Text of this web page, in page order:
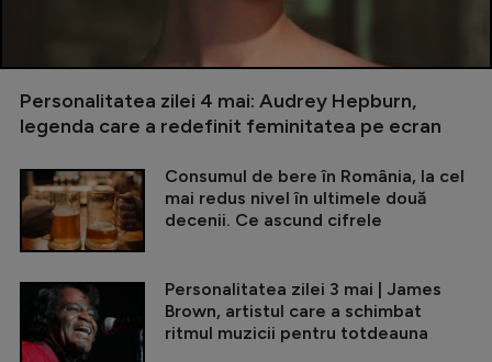
Personalitatea zilei 4 mai: Audrey Hepburn,
legenda care a redefinit feminitatea pe ecran
Consumul de bere în România, la cel
mai redus nivel în ultimele două
decenii. Ce ascund cifrele
Personalitatea zilei 3 mai | James
Brown, artistul care a schimbat
ritmul muzicii pentru totdeauna